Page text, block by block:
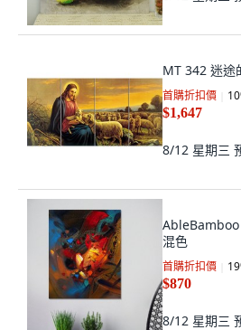
MT 342 迷途
首購折扣價 10
$1,647
8/12 星期三
AbleBamboo
混色
首購折扣價 19
$870
8/12 星期三